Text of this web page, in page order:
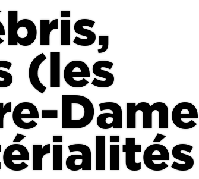
(les
Dame